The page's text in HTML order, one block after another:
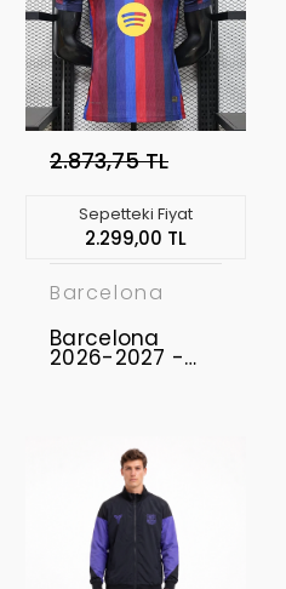
2.873,75 TL
Sepetteki Fiyat
2.299,00 TL
Barcelona
Barcelona
2026-2027 -